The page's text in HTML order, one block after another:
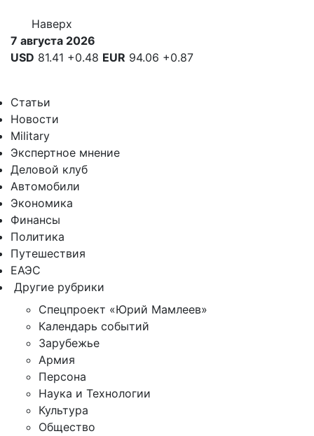
Наверх
7 августа 2026
USD 81.41 +0.48 EUR 94.06 +0.87
Статьи
Новости
Military
Экспертное мнение
Деловой клуб
Автомобили
Экономика
Финансы
Политика
Путешествия
ЕАЭС
Другие рубрики
Спецпроект «Юрий Мамлеев»
Календарь событий
Зарубежье
Армия
Персона
Наука и Технологии
Культура
Общество